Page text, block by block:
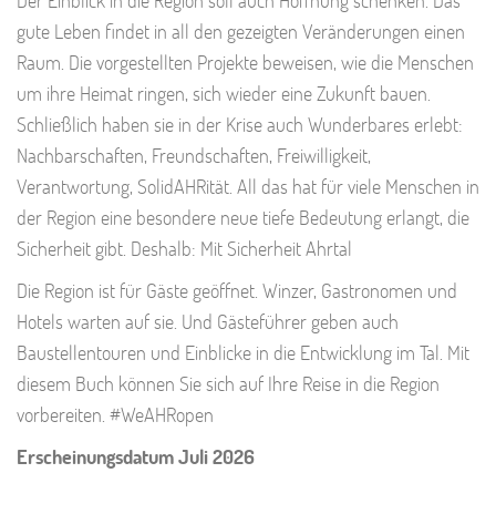
gute Leben findet in all den gezeigten Veränderungen einen
Raum. Die vorgestellten Projekte beweisen, wie die Menschen
um ihre Heimat ringen, sich wieder eine Zukunft bauen.
Schließlich haben sie in der Krise auch Wunderbares erlebt:
Nachbarschaften, Freundschaften, Freiwilligkeit,
Verantwortung, SolidAHRität. All das hat für viele Menschen in
der Region eine besondere neue tiefe Bedeutung erlangt, die
Sicherheit gibt. Deshalb: Mit Sicherheit Ahrtal
Die Region ist für Gäste geöffnet. Winzer, Gastronomen und
Hotels warten auf sie. Und Gästeführer geben auch
Baustellentouren und Einblicke in die Entwicklung im Tal. Mit
diesem Buch können Sie sich auf Ihre Reise in die Region
vorbereiten. #WeAHRopen
Erscheinungsdatum Juli 2026